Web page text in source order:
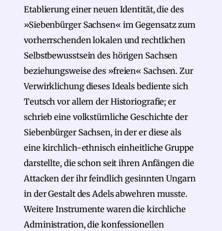
Etablierung einer neuen Identität, die des
»Siebenbürger Sachsen« im Gegensatz zum
vorherrschenden lokalen und rechtlichen
Selbstbewusstsein des hörigen Sachsen
beziehungsweise des »freien« Sachsen. Zur
Verwirklichung dieses Ideals bediente sich
Teutsch vor allem der Historiografie; er
schrieb eine volkstümliche Geschichte der
Siebenbürger Sachsen, in der er diese als
eine kirchlich-ethnisch einheitliche Gruppe
darstellte, die schon seit ihren Anfängen die
Attacken der ihr feindlich gesinnten Ungarn
in der Gestalt des Adels abwehren musste.
Weitere Instrumente waren die kirchliche
Administration, die konfessionellen